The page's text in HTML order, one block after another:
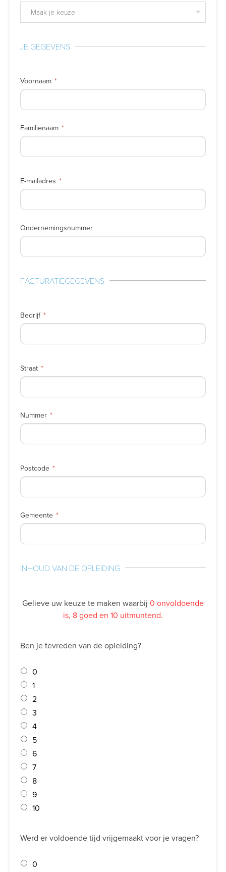
Maak je keuze
JE GEGEVENS
Voornaam
Familienaam
E-mailadres
Ondernemingsnummer
FACTURATIEGEGEVENS
Bedrijf
Straat
Nummer
Postcode
Gemeente
INHOUD VAN DE OPLEIDING
Gelieve uw keuze te maken waarbij 0 onvoldoende
is, 8 goed en 10 uitmuntend.
Ben je tevreden van de opleiding?
0
1
2
3
4
5
6
7
8
9
10
Werd er voldoende tijd vrijgemaakt voor je vragen?
0